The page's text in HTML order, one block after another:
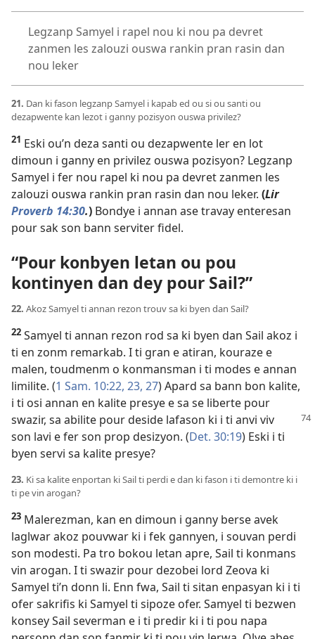
Legzanp Samyel i rapel nou ki nou pa devret
zanmen les zalouzi ouswa rankin pran rasin dan
nou leker
21. Dan ki fason legzanp Samyel i kapab ed ou si ou santi ou
dezapwente kan lezot i ganny pozisyon ouswa privilez?
21 Eski ou’n deza santi ou dezapwente ler en lot
dimoun i ganny en privilez ouswa pozisyon? Legzanp
Samyel i fer nou rapel ki nou pa devret zanmen les
zalouzi ouswa rankin pran rasin dan nou leker. (Lir
Proverb 14:30.) Bondye i annan ase travay enteresan
pour sak son bann serviter fidel.
“Pour konbyen letan ou pou
kontinyen dan dey pour Sail?”
22. Akoz Samyel ti annan rezon trouv sa ki byen dan Sail?
22 Samyel ti annan rezon rod sa ki byen dan Sail akoz i
ti en zonm remarkab. I ti gran e atiran, kouraze e
malen, toudmenm o konmansman i ti modes e annan
limilite. (1 Sam. 10:22, 23, 27) Apard sa bann bon kalite,
i ti osi annan en kalite presye e sa se liberte pour
swazir, sa abilite pour deside lafason ki i ti anvi viv
son lavi e fer son prop desizyon. (Det. 30:19) Eski i ti
byen servi sa kalite presye?
23. Ki sa kalite enportan ki Sail ti perdi e dan ki fason i ti demontre ki i
ti pe vin arogan?
23 Malerezman, kan en dimoun i ganny berse avek
laglwar akoz pouvwar ki i fek gannyen, i souvan perdi
son modesti. Pa tro bokou letan apre, Sail ti konmans
vin arogan. I ti swazir pour dezobei lord Zeova ki
Samyel ti’n donn li. Enn fwa, Sail ti sitan enpasyan ki i ti
ofer sakrifis ki Samyel ti sipoze ofer. Samyel ti bezwen
konsey Sail severman e i ti predir ki i ti pou napa